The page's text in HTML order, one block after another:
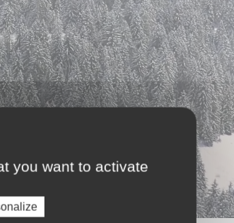
you want to activate